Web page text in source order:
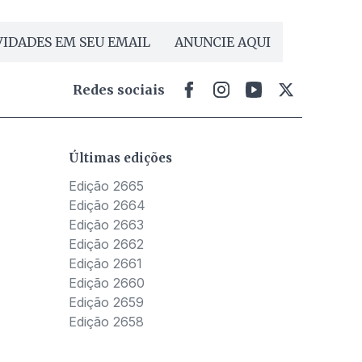
EM SEU EMAIL ANUNCIE AQUI
Redes sociais
Últimas edições
Edição 2665
Edição 2664
Edição 2663
Edição 2662
Edição 2661
Edição 2660
Edição 2659
Edição 2658